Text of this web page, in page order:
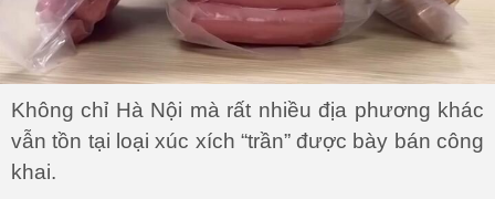
Không chỉ Hà Nội mà rất nhiều địa phương khác
vẫn tồn tại loại xúc xích “trần” được bày bán công
khai.